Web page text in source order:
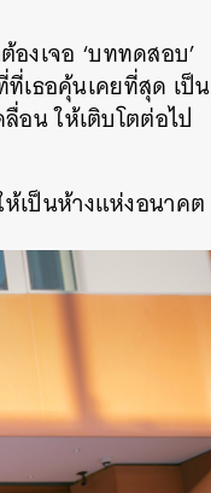
งเจอ ‘บททดสอบ’
เธอคุ้นเคยที่สุด เป็น
อน ให้เติบโตต่อไป
ห้เป็นห้างแห่งอนาคต